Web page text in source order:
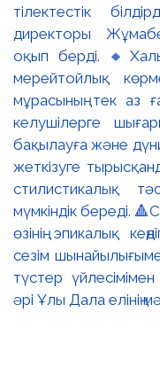
тілектестік
директоры
оқып берді.
мерейтойлық
мұрасының тек аз
келушілерге
бақылауға және
жеткізуге
стилистикалық
мүмкіндік береді.
өзінің эпикалық
сезім
түстер
әрі Ұлы Дала елінің